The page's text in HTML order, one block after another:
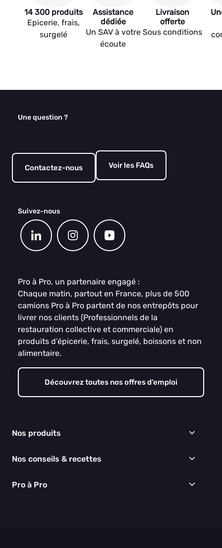
14 300 produits
Epicerie, frais,
surgelé
Assistance
dédiée
Un SAV à votre
écoute
Livraison
offerte
Sous conditions
Une question ?
Contactez-nous Voir les FAQs
Suivez-nous
Pro à Pro, un partenaire engagé :
Chaque matin, partout en France, plus de 500
camions Pro à Pro partent de nos entrepôts pour
livrer nos clients (Professionnels de la
restauration collective et commerciale) en
produits d’épicerie, frais, surgelé, boissons et non
alimentaire.
Découvrez toutes nos offres d’emploi
Nos produits
Épicerie
Boissons
Nos conseils & recettes
Recettes
Pro à Pro